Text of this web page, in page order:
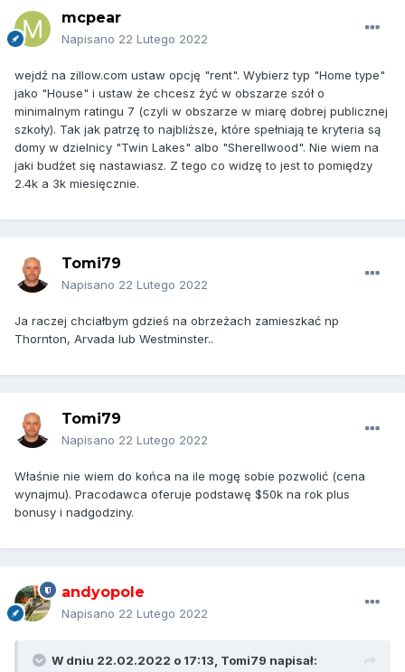
mcpear
Napisano 22 Lutego 2022
wejdź na zillow.com ustaw opcję "rent". Wybierz typ "Home type"
jako "House" i ustaw że chcesz żyć w obszarze szół o
minimalnym ratingu 7 (czyli w obszarze w miarę dobrej publicznej
szkoły). Tak jak patrzę to najbliższe, które spełniają te kryteria są
domy w dzielnicy "Twin Lakes" albo "Sherellwood". Nie wiem na
jaki budżet się nastawiasz. Z tego co widzę to jest to pomiędzy
2.4k a 3k miesięcznie.
Tomi79
Napisano 22 Lutego 2022
Ja raczej chciałbym gdzieś na obrzeżach zamieszkać np
Thornton, Arvada lub Westminster..
Tomi79
Napisano 22 Lutego 2022
Właśnie nie wiem do końca na ile mogę sobie pozwolić (cena
wynajmu). Pracodawca oferuje podstawę $50k na rok plus
bonusy i nadgodziny.
andyopole
Napisano 22 Lutego 2022
W dniu 22.02.2022 o 17:13, Tomi79 napisał: